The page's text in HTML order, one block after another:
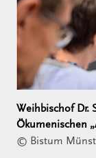
Weihbischof Dr.
Ökumenischen
© Bistum